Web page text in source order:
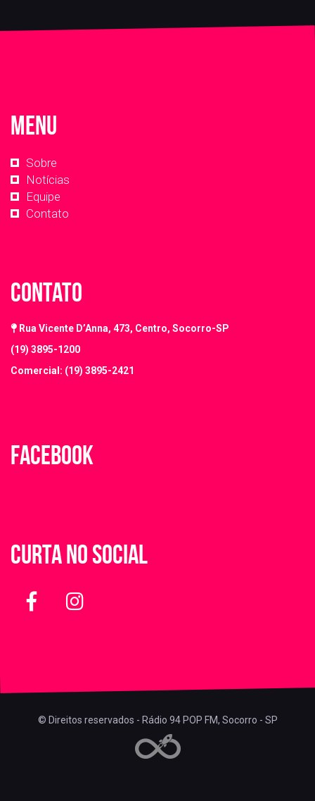
Menu
Sobre
Notícias
Equipe
Contato
Contato
Rua Vicente D’Anna, 473, Centro, Socorro-SP
(19) 3895-1200
Comercial: (19) 3895-2421
Facebook
Curta no social
© Direitos reservados - Rádio 94 POP FM, Socorro - SP